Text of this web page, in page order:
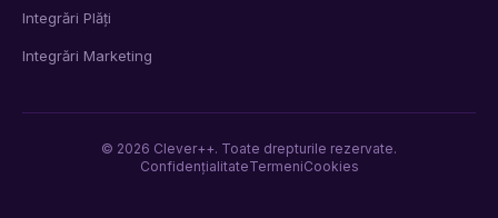
Integrări Plăți
Integrări Marketing
© 2026 Clever++. Toate drepturile rezervate.
ConfidențialitateTermeniCookies